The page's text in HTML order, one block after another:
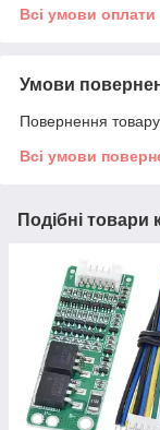
Всі умови оплати
Умови
Повернення
Всі умови
Подібні товари